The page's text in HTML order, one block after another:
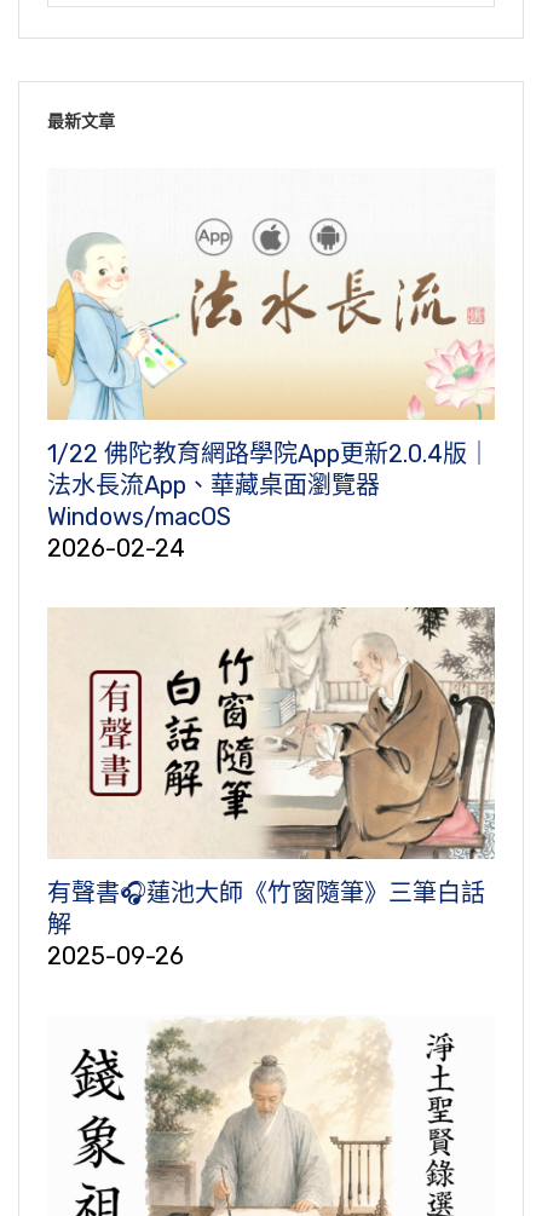
最新文章
1/22 佛陀教育網路學院App更新2.0.4版｜
法水長流App、華藏桌面瀏覽器
Windows/macOS
2026-02-24
有聲書🎧蓮池大師《竹窗隨筆》三筆白話
解
2025-09-26